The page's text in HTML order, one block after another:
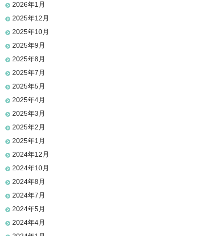
2026年1月
2025年12月
2025年10月
2025年9月
2025年8月
2025年7月
2025年5月
2025年4月
2025年3月
2025年2月
2025年1月
2024年12月
2024年10月
2024年8月
2024年7月
2024年5月
2024年4月